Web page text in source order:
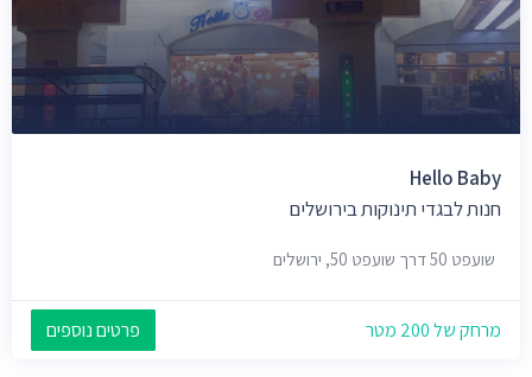
Hello Baby
חנות לבגדי תינוקות בירושלים
שועפט 50 דרך שועפט 50, ירושלים
מרחק של 200 מטר פרטים נוספים